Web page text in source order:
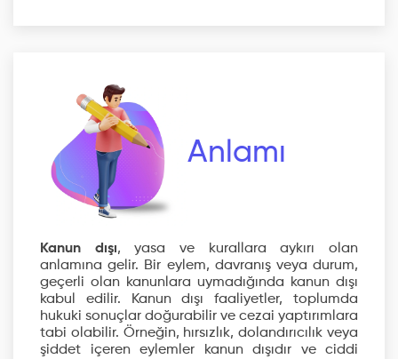
Anlamı
Kanun dışı, yasa ve kurallara aykırı olan
anlamına gelir. Bir eylem, davranış veya durum,
geçerli olan kanunlara uymadığında kanun dışı
kabul edilir. Kanun dışı faaliyetler, toplumda
hukuki sonuçlar doğurabilir ve cezai yaptırımlara
tabi olabilir. Örneğin, hırsızlık, dolandırıcılık veya
şiddet içeren eylemler kanun dışıdır ve ciddi